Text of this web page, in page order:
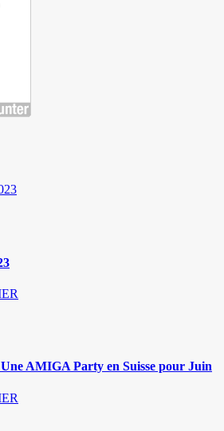
AMIGA Party en Suisse pour Juin